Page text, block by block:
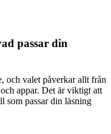
passar din
och valet påverkar allt från
appar. Det är viktigt att
som passar din läsning